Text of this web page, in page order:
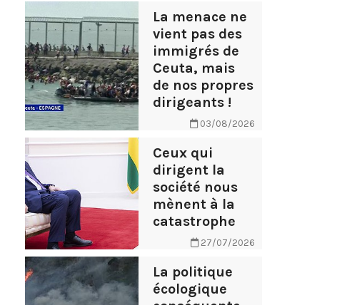
La menace ne
vient pas des
immigrés de
Ceuta, mais
de nos propres
dirigeants !
03/08/2026
Ceux qui
dirigent la
société nous
mènent à la
catastrophe
27/07/2026
La politique
écologique